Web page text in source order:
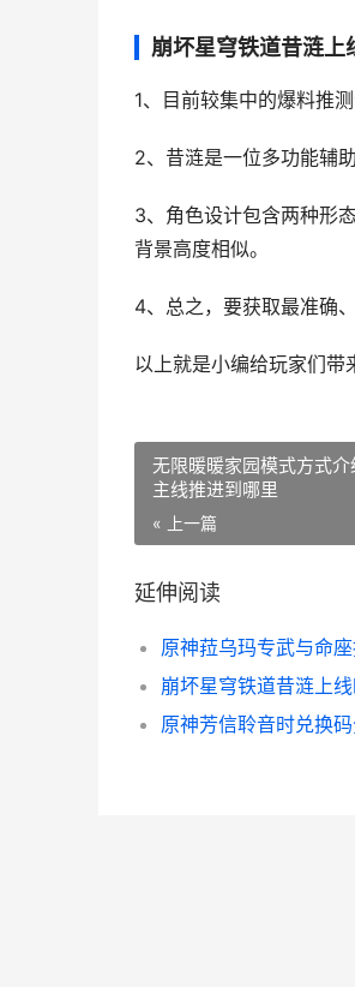
崩坏星穹铁道昔涟上
1、目前较集中的爆料推
2、昔涟是一位多功能辅
3、角色设计包含两种形
背景高度相似。
4、总之，要获取最准确
以上就是小编给玩家们带
无限暖暖家园模式方式
主线推进到哪里
« 上一篇
延伸阅读
原神菈乌玛专武与命